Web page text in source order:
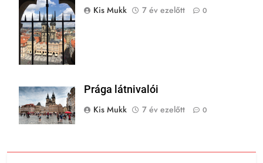
városháza
tornyából
Kis Mukk
7 év ezelőtt 0
Prága látnivalói
Kis Mukk
7 év ezelőtt 0